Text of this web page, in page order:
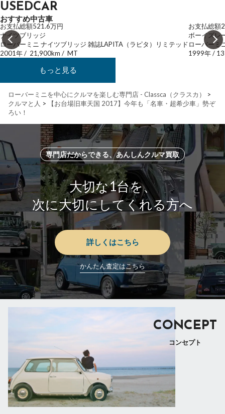
USEDCAR
おすすめ中古車
お支払総額521.6万円
ナイツブリッジ
ローバーミニ ナイツブリッジ 雑誌LAPITA（ラピタ）リミテッド
2001年/ 21,900km / MT
お支払総額
ボーイズレ
ローバーミ
1999年/
もっと見る
ローバーミニを中心にクルマを楽しむ専門店 - Classca（クラスカ）
>
クルマと人 >
【お台場旧車天国 2017】今年も「名車・超希少車」勢ぞ
ろい！
専門店だからできる、あんしんクルマ買取
大切な1台を、
次に大切にしてくれる方へ
詳しくはこちら
かんたん査定はこちら
CONCEPT
コンセプト